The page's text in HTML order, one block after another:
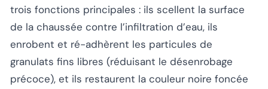
trois fonctions principales : ils scellent la surface
de la chaussée contre l’infiltration d’eau, ils
enrobent et ré-adhèrent les particules de
granulats fins libres (réduisant le désenrobage
précoce), et ils restaurent la couleur noire foncée